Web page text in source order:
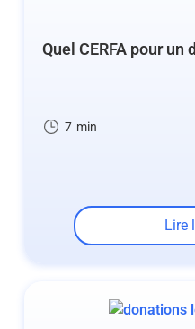
Quel CERFA pour
7 min
Lire